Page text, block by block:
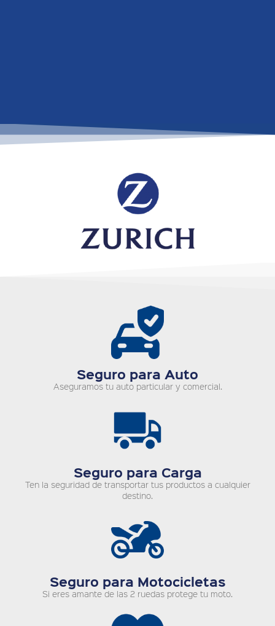
Seguro para Auto
Aseguramos tu auto particular y comercial.
Seguro para Carga
Ten la seguridad de transportar tus productos a cualquier
destino.
Seguro para Motocicletas
Si eres amante de las 2 ruedas protege tu moto.